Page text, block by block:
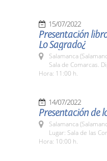
15/07/2022
Presentación
Lo Sagrado¿
Salamanca
Sala de Comarcas.
Hora: 11:00 h.
14/07/2022
Presentación de
Salamanca
Lugar: Sala de las
Hora: 10:00 h.